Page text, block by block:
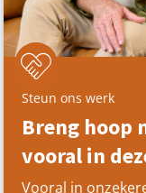
Steun ons werk
Breng hoop
vooral in
Vooral in